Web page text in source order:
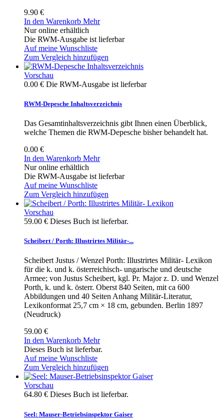
9.90 €
In den Warenkorb Mehr
Nur online erhältlich
Die RWM-Ausgabe ist lieferbar
Auf meine Wunschliste
Zum Vergleich hinzufügen
Vorschau
0.00 € Die RWM-Ausgabe ist lieferbar
RWM-Depesche Inhaltsverzeichnis
Das Gesamtinhaltsverzeichnis gibt Ihnen einen Überblick,
welche Themen die RWM-Depesche bisher behandelt hat.
0.00 €
In den Warenkorb Mehr
Nur online erhältlich
Die RWM-Ausgabe ist lieferbar
Auf meine Wunschliste
Zum Vergleich hinzufügen
Vorschau
59.00 € Dieses Buch ist lieferbar.
Scheibert / Porth: Illustrirtes Militär-...
Scheibert Justus / Wenzel Porth: Illustrirtes Militär- Lexikon
für die k. und k. österreichisch- ungarische und deutsche
Armee; von Justus Scheibert, kgl. Pr. Major z. D. und Wenzel
Porth, k. und k. österr. Oberst 840 Seiten, mit ca 600
Abbildungen und 40 Seiten Anhang Militär-Literatur,
Lexikonformat 25,7 cm × 18 cm, gebunden. Berlin 1897
(Neudruck)
59.00 €
In den Warenkorb Mehr
Dieses Buch ist lieferbar.
Auf meine Wunschliste
Zum Vergleich hinzufügen
Vorschau
64.80 € Dieses Buch ist lieferbar.
Seel: Mauser-Betriebsinspektor Gaiser